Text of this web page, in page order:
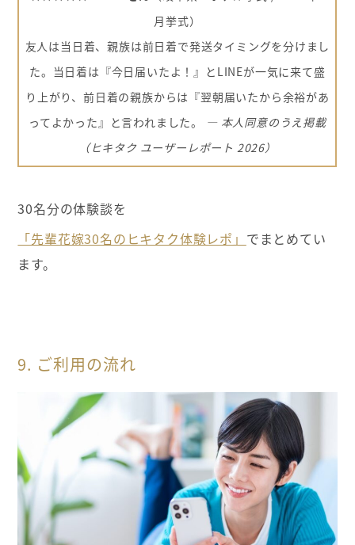
月挙式）
友人は当日着、親族は前日着で発送タイミングを分けまし
た。当日着は『今日届いたよ！』とLINEが一気に来て盛
り上がり、前日着の親族からは『翌朝届いたから余裕があ
ってよかった』と言われました。
― 本人同意のうえ掲載
（ヒキタク ユーザーレポート 2026）
30名分の体験談を
「先輩花嫁30名のヒキタク体験レポ」 でまとめてい
ます。
9. ご利用の流れ